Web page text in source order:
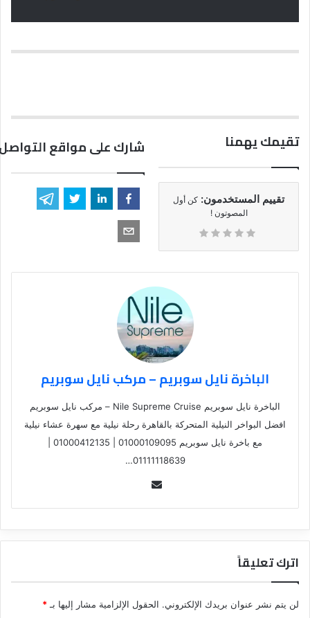
تقيمك يهمنا
تقييم المستخدمون: كن أول
المصوتون !
شارك على مواقع
الباخرة نايل سوبريم – مركب نايل سوبريم
الباخرة نايل سوبريم Nile Supreme Cruise – مركب نايل سوبريم
افضل البواخر النيلية المتحركة بالقاهرة رحلة نيلية مع سهرة عشاء نيلية
01111118639…
em
اترك تعليقاً
لن يتم نشر عنوان بريدك الإلكتروني. الحقول الإلزامية مشار إليها بـ *